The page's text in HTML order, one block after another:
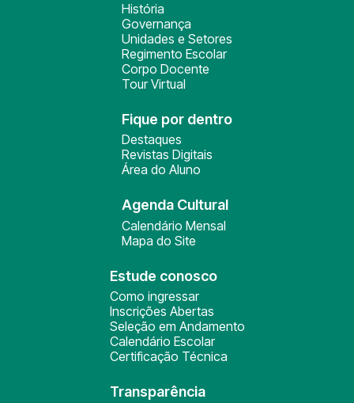
História
Governança
Unidades e Setores
Regimento Escolar
Corpo Docente
Tour Virtual
Fique por dentro
Destaques
Revistas Digitais
Área do Aluno
Agenda Cultural
Calendário Mensal
Mapa do Site
Estude conosco
Como ingressar
Inscrições Abertas
Seleção em Andamento
Calendário Escolar
Certificação Técnica
Transparência